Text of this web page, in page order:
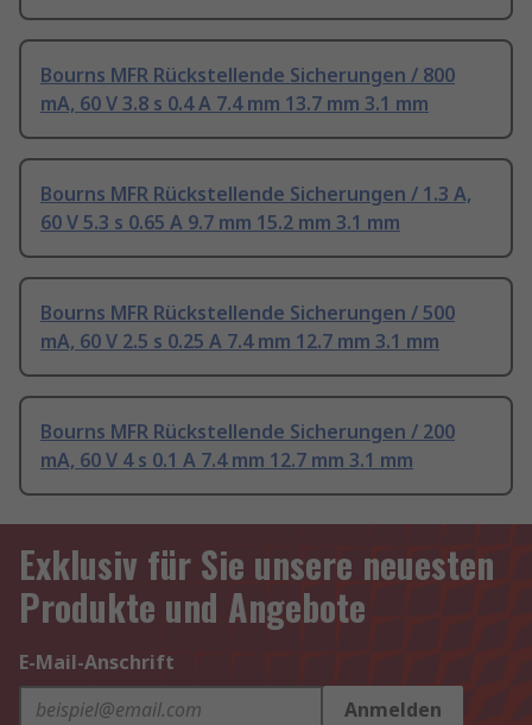
Bourns MFR Rückstellende Sicherungen / 800
mA, 60 V 3.8 s 0.4 A 7.4 mm 13.7 mm 3.1 mm
Bourns MFR Rückstellende Sicherungen / 1.3 A,
60 V 5.3 s 0.65 A 9.7 mm 15.2 mm 3.1 mm
Bourns MFR Rückstellende Sicherungen / 500
mA, 60 V 2.5 s 0.25 A 7.4 mm 12.7 mm 3.1 mm
Bourns MFR Rückstellende Sicherungen / 200
mA, 60 V 4 s 0.1 A 7.4 mm 12.7 mm 3.1 mm
Exklusiv für Sie unsere neuesten
Produkte und Angebote
E-Mail-Anschrift
Anmelden